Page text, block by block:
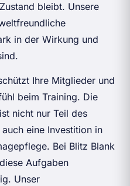
bleibt. Unsere
in der Wirkung und
Ihre Mitglieder und
beim Training. Die
nicht nur Teil des
eine Investition in
Bei Blitz Blank
Aufgaben
Unser